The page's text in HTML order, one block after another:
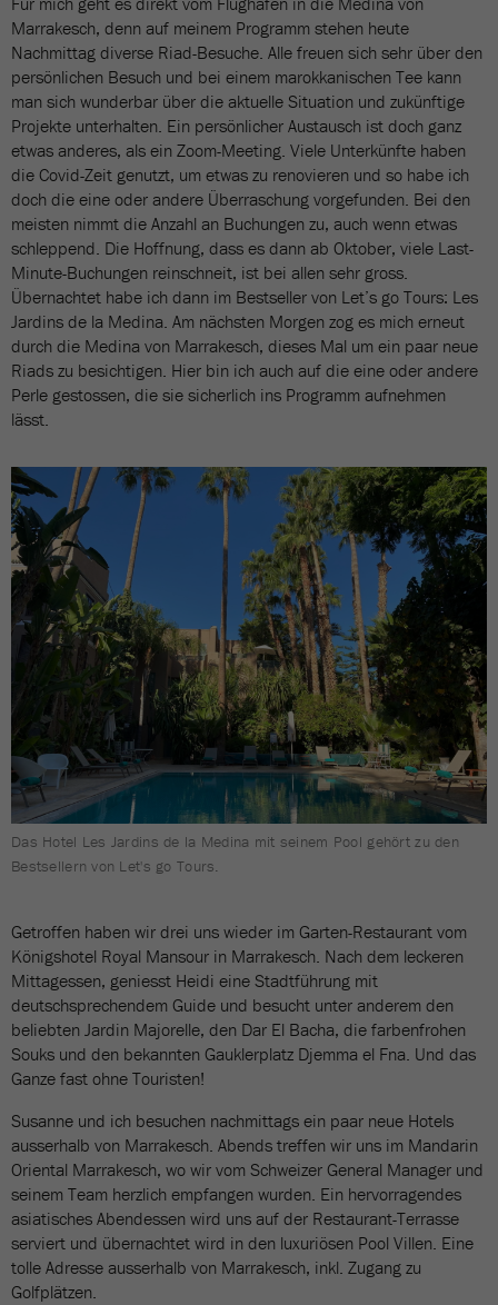
Marrakesch, denn auf meinem Programm stehen heute
Nachmittag diverse Riad-Besuche. Alle freuen sich sehr über den
persönlichen Besuch und bei einem marokkanischen Tee kann
man sich wunderbar über die aktuelle Situation und zukünftige
Projekte unterhalten. Ein persönlicher Austausch ist doch ganz
etwas anderes, als ein Zoom-Meeting. Viele Unterkünfte haben
die Covid-Zeit genutzt, um etwas zu renovieren und so habe ich
doch die eine oder andere Überraschung vorgefunden. Bei den
meisten nimmt die Anzahl an Buchungen zu, auch wenn etwas
schleppend. Die Hoffnung, dass es dann ab Oktober, viele Last-
Minute-Buchungen reinschneit, ist bei allen sehr gross.
Übernachtet habe ich dann im Bestseller von Let’s go Tours: Les
Jardins de la Medina. Am nächsten Morgen zog es mich erneut
durch die Medina von Marrakesch, dieses Mal um ein paar neue
Riads zu besichtigen. Hier bin ich auch auf die eine oder andere
Perle gestossen, die sie sicherlich ins Programm aufnehmen
lässt.
Das Hotel Les Jardins de la Medina mit seinem Pool gehört zu den
Bestsellern von Let's go Tours.
Getroffen haben wir drei uns wieder im Garten-Restaurant vom
Königshotel Royal Mansour in Marrakesch. Nach dem leckeren
Mittagessen, geniesst Heidi eine Stadtführung mit
deutschsprechendem Guide und besucht unter anderem den
beliebten Jardin Majorelle, den Dar El Bacha, die farbenfrohen
Souks und den bekannten Gauklerplatz Djemma el Fna. Und das
Ganze fast ohne Touristen!
Susanne und ich besuchen nachmittags ein paar neue Hotels
ausserhalb von Marrakesch. Abends treffen wir uns im Mandarin
Oriental Marrakesch, wo wir vom Schweizer General Manager und
seinem Team herzlich empfangen wurden. Ein hervorragendes
asiatisches Abendessen wird uns auf der Restaurant-Terrasse
serviert und übernachtet wird in den luxuriösen Pool Villen. Eine
tolle Adresse ausserhalb von Marrakesch, inkl. Zugang zu
Golfplätzen.